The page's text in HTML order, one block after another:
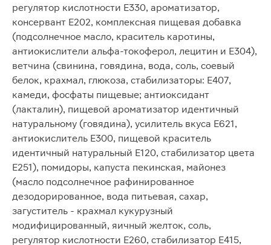
регулятор кислотности Е330, ароматизатор,
консервант Е202, комплексная пищевая добавка
(подсолнечное масло, краситель каротины,
антиокислители альфа-токоферол, лецитин и Е304),
ветчина (свинина, говядина, вода, соль, соевый
белок, крахмал, глюкоза, стабилизаторы: Е407,
камеди, фосфаты пищевые; антиоксидант
(лакталин), пищевой ароматизатор идентичный
натуральному (говядина), усилитель вкуса Е621,
антиокислитель Е300, пищевой краситель
идентичный натуральный Е120, стабилизатор цвета
Е251), помидоры, капуста пекинская, майонез
(масло подсолнечное рафинированное
дезодорированное, вода питьевая, сахар,
загуститель - крахмал кукурузный
модифицированный, яичный желток, соль,
регулятор кислотности Е260, стабилизатор Е415,